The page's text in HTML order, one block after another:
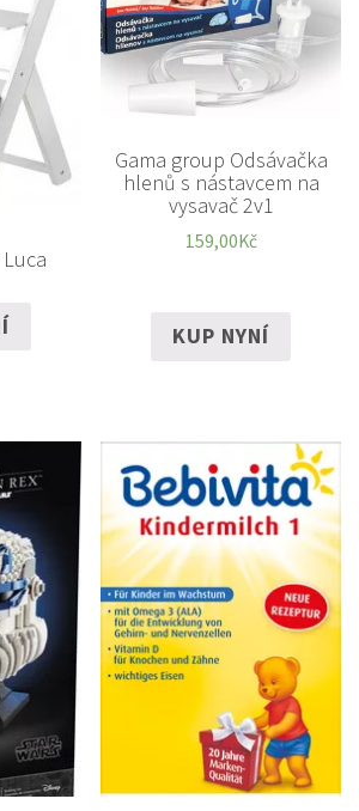
Gama group Odsávačka
hlenů s nástavcem na
vysavač 2v1
159,00Kč
KUP NYNÍ